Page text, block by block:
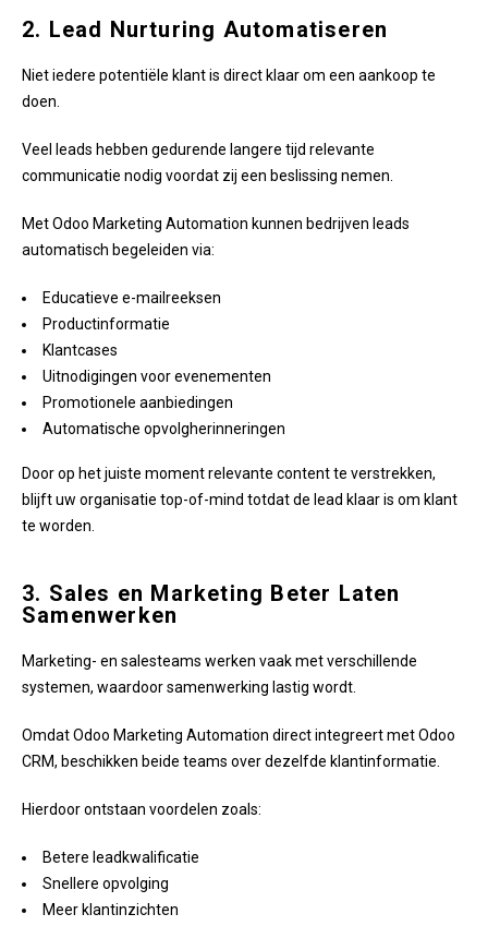
2. Lead Nurturing Automatiseren
Niet iedere potentiële klant is direct klaar om een aankoop te
doen.
Veel leads hebben gedurende langere tijd relevante
communicatie nodig voordat zij een beslissing nemen.
Met Odoo Marketing Automation kunnen bedrijven leads
automatisch begeleiden via:
Educatieve e-mailreeksen
Productinformatie
Klantcases
Uitnodigingen voor evenementen
Promotionele aanbiedingen
Automatische opvolgherinneringen
Door op het juiste moment relevante content te verstrekken,
blijft uw organisatie top-of-mind totdat de lead klaar is om klant
te worden.
3. Sales en Marketing Beter Laten
Samenwerken
Marketing- en salesteams werken vaak met verschillende
systemen, waardoor samenwerking lastig wordt.
Omdat Odoo Marketing Automation direct integreert met Odoo
CRM, beschikken beide teams over dezelfde klantinformatie.
Hierdoor ontstaan voordelen zoals:
Betere leadkwalificatie
Snellere opvolging
Meer klantinzichten